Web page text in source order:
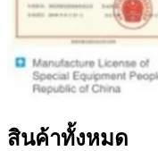
สินค้าทั้งหมด